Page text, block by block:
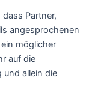
Partner,
angesprochenen
möglicher
auf die
und allein die